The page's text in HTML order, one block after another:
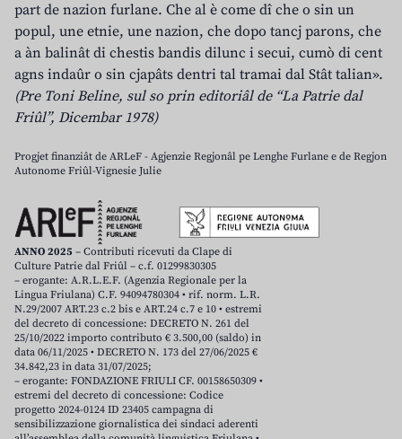
part de nazion furlane. Che al è come dî che o sin un
popul, une etnie, une nazion, che dopo tancj parons, che
a àn balinât di chestis bandis dilunc i secui, cumò di cent
agns indaûr o sin cjapâts dentri tal tramai dal Stât talian».
(Pre Toni Beline, sul so prin editoriâl de “La Patrie dal
Friûl”, Dicembar 1978)
Progjet finanziât de ARLeF - Agjenzie Regjonâl pe Lenghe Furlane e de Regjon
Autonome Friûl-Vignesie Julie
ANNO 2025 – Contributi ricevuti da Clape di
Culture Patrie dal Friûl – c.f. 01299830305
– erogante: A.R.L.E.F. (Agenzia Regionale per la
Lingua Friulana) C.F. 94094780304 • rif. norm. L.R.
N.29/2007 ART.23 c.2 bis e ART.24 c.7 e 10 • estremi
del decreto di concessione: DECRETO N. 261 del
25/10/2022 importo contributo € 3.500,00 (saldo) in
data 06/11/2025 • DECRETO N. 173 del 27/06/2025 €
34.842,23 in data 31/07/2025;
– erogante: FONDAZIONE FRIULI CF. 00158650309 •
estremi del decreto di concessione: Codice
progetto 2024-0124 ID 23405 campagna di
sensibilizzazione giornalistica dei sindaci aderenti